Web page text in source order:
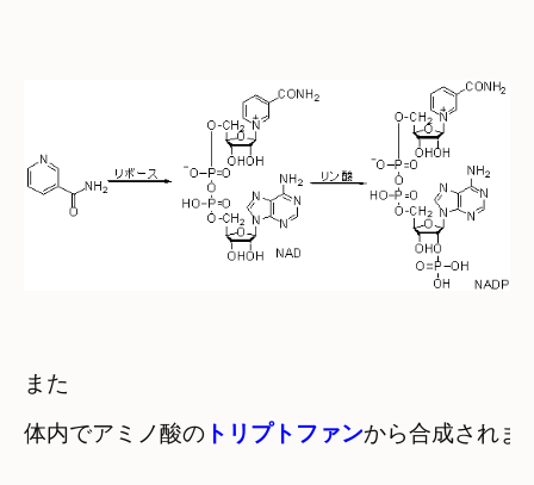
また
体内でアミノ酸の トリプトファンから合成されま